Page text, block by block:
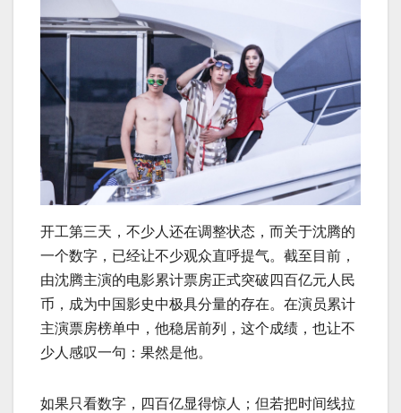
开工第三天，不少人还在调整状态，而关于沈腾的
一个数字，已经让不少观众直呼提气。截至目前，
由沈腾主演的电影累计票房正式突破四百亿元人民
币，成为中国影史中极具分量的存在。在演员累计
主演票房榜单中，他稳居前列，这个成绩，也让不
少人感叹一句：果然是他。
如果只看数字，四百亿显得惊人；但若把时间线拉